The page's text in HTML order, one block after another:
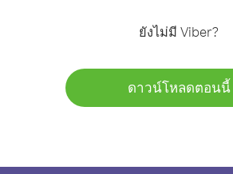
ยังไม่มี Viber?
ดาวน์โหลดตอนนี้